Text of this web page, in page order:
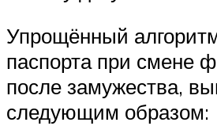
Упрощённый
паспорта при смене
после замужества,
следующим образом: